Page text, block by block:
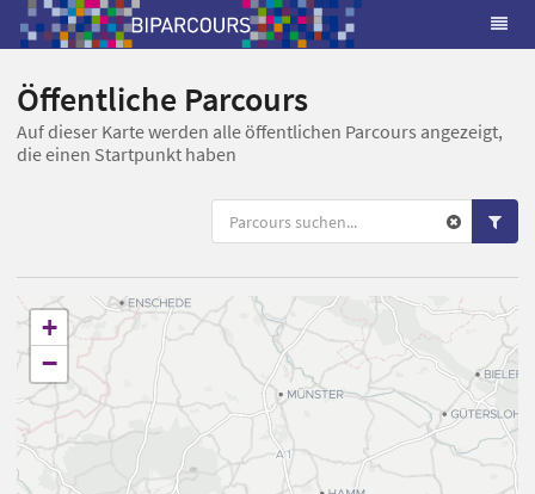
Öffentliche Parcours
Auf dieser Karte werden alle öffentlichen Parcours angezeigt,
die einen Startpunkt haben
+
−